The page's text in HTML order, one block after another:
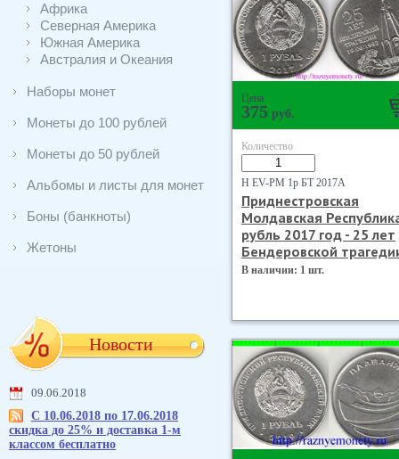
Африка
Северная Америка
Южная Америка
Австралия и Океания
Наборы монет
Монеты до 100 рублей
Монеты до 50 рублей
Альбомы и листы для монет
Боны (банкноты)
Жетоны
Новости
09.06.2018
С 10.06.2018 по 17.06.2018
скидка до 25% и доставка 1-м
классом бесплатно
Цена
375 руб.
Количество
Н EV-PM 1р БТ 2017А
Приднестровская
Молдавская
рубль 2017 год - 25 лет
Бендеровской
В наличии: 1 шт.